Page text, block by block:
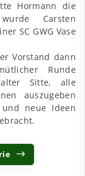
Hormann die
Carsten
SC GWG Vase
Vorstand dann
Runde
Sitte, alle
auszugeben
neue Ideen